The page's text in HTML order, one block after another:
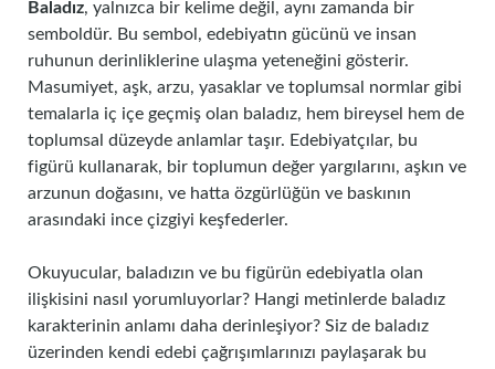
Baladız, yalnızca bir kelime değil, aynı zamanda bir
semboldür. Bu sembol, edebiyatın gücünü ve insan
ruhunun derinliklerine ulaşma yeteneğini gösterir.
Masumiyet, aşk, arzu, yasaklar ve toplumsal normlar gibi
temalarla iç içe geçmiş olan baladız, hem bireysel hem de
toplumsal düzeyde anlamlar taşır. Edebiyatçılar, bu
figürü kullanarak, bir toplumun değer yargılarını, aşkın ve
arzunun doğasını, ve hatta özgürlüğün ve baskının
arasındaki ince çizgiyi keşfederler.
Okuyucular, baladızın ve bu figürün edebiyatla olan
ilişkisini nasıl yorumluyorlar? Hangi metinlerde baladız
karakterinin anlamı daha derinleşiyor? Siz de baladız
üzerinden kendi edebi çağrışımlarınızı paylaşarak bu